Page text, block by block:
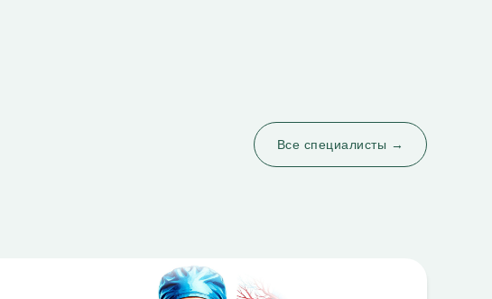
получите бесплатную консультацию от нашего грамотного
Поверьте, это сохранит вам много времени, нервов и денег!
Все специалисты →